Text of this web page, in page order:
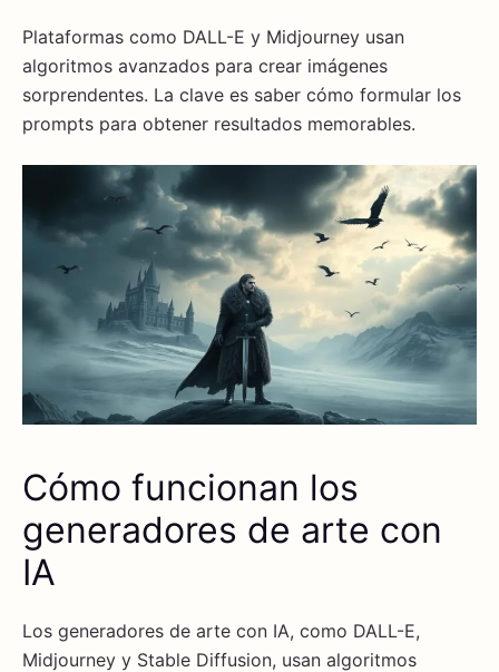
Plataformas como DALL-E y Midjourney usan
algoritmos avanzados para crear imágenes
sorprendentes. La clave es saber cómo formular los
prompts para obtener resultados memorables.
Cómo funcionan los
generadores de arte con
IA
Los generadores de arte con IA, como DALL-E,
Midjourney y Stable Diffusion, usan algoritmos